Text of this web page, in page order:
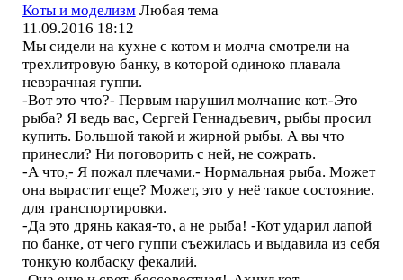
Коты и моделизм Любая тема
11.09.2016 18:12
Мы сидели на кухне с котом и молча смотрели на
трехлитровую банку, в которой одиноко плавала
невзрачная гуппи.
-Вот это что?- Первым нарушил молчание кот.-Это
рыба? Я ведь вас, Сергей Геннадьевич, рыбы просил
купить. Большой такой и жирной рыбы. А вы что
принесли? Ни поговорить с ней, не сожрать.
-А что,- Я пожал плечами.- Нормальная рыба. Может
она вырастит еще? Может, это у неё такое состояние.
для транспортировки.
-Да это дрянь какая-то, а не рыба! -Кот ударил лапой
по банке, от чего гуппи съежилась и выдавила из себя
тонкую колбаску фекалий.